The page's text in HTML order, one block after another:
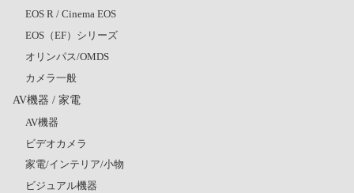
EOS R / Cinema EOS
EOS（EF）シリーズ
オリンパス/OMDS
カメラ一般
AV機器 / 家電
AV機器
ビデオカメラ
家電/インテリア/小物
ビジュアル機器